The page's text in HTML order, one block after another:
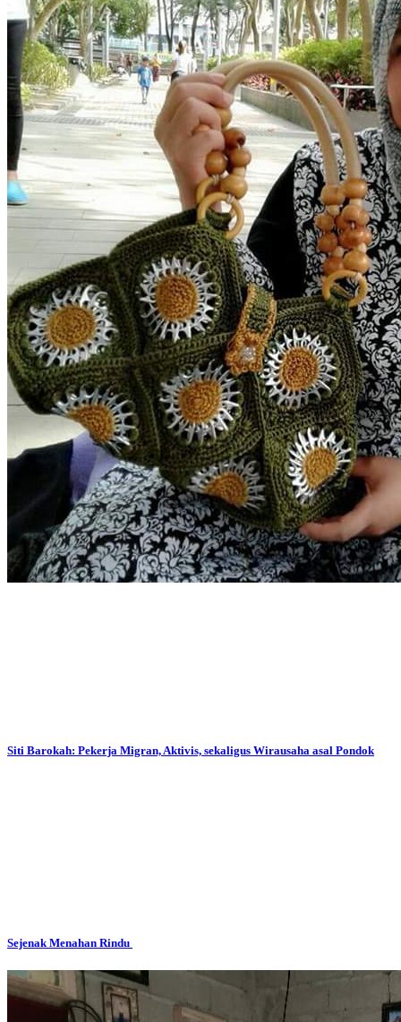
Siti Barokah: Pekerja Migran, Aktivis, sekaligus Wirausaha asal Pondok
Sejenak Menahan Rindu